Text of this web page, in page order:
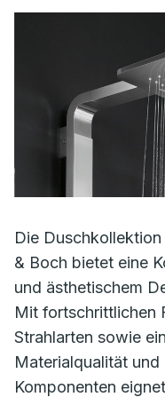
Die
& Boch bietet eine
und ästhetischem
Mit fortschrittlichen
Strahlarten sowie
Materialqualität
Komponenten